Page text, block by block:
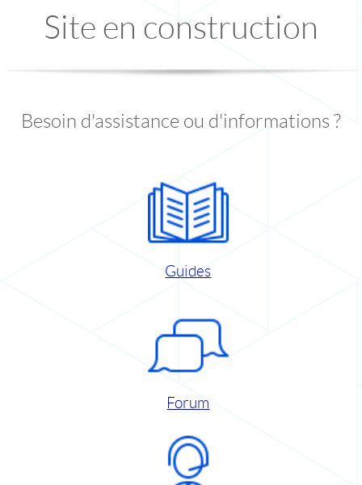
Site en construction
Besoin d'assistance ou d'informations ?
Guides
Forum